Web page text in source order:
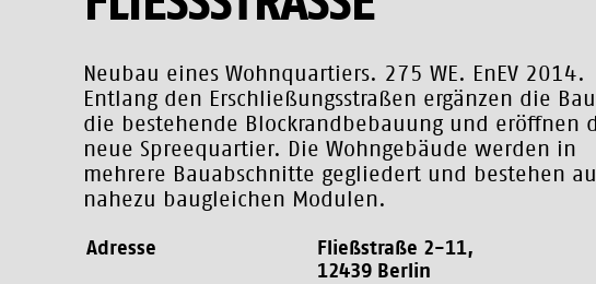
Neubau eines Wohnquartiers. 275 WE. EnEV 2014.
Entlang den Erschließungsstraßen ergänzen die
die bestehende Blockrandbebauung und eröffnen
neue Spreequartier. Die Wohngebäude werden in
mehrere Bauabschnitte gegliedert und bestehen
nahezu baugleichen Modulen.
Adresse
Fließstraße 2-11,
12439 Berlin